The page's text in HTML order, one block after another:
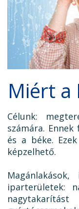
Miért a
Célunk:
számára.
és a béke.
képzelhető.
iparterületek: